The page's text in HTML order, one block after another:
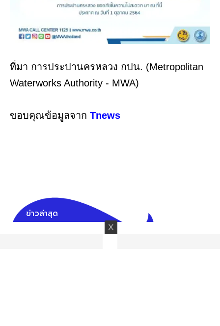
ที่มา การประปานครหลวง กปน. (Metropolitan
Waterworks Authority - MWA)
ขอบคุณข้อมูลจาก Tnews
ข่าวล่าสุด